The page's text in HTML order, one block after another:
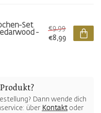
Set
-
€9,99
€8,99
Dann wende dich
über Kontaktoder